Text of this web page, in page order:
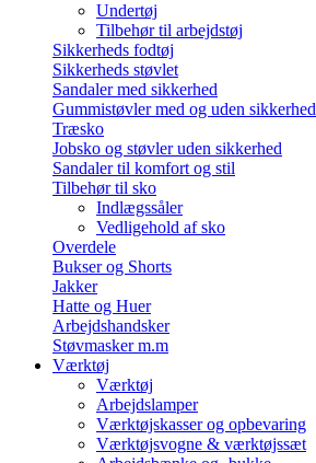
Undertøj
Tilbehør til arbejdstøj
Sikkerheds fodtøj
Sikkerheds støvlet
Sandaler med sikkerhed
Gummistøvler med og uden sikkerhed
Træsko
Jobsko og støvler uden sikkerhed
Sandaler til komfort og stil
Tilbehør til sko
Indlægssåler
Vedligehold af sko
Overdele
Bukser og Shorts
Jakker
Hatte og Huer
Arbejdshandsker
Støvmasker m.m
Værktøj
Værktøj
Arbejdslamper
Værktøjskasser og opbevaring
Værktøjsvogne & værktøjssæt